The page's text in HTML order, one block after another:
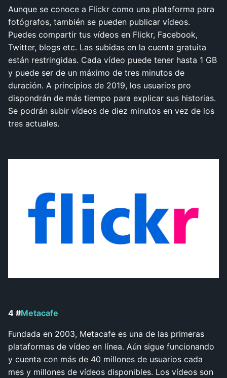
Aunque se conoce a Flickr como una plataforma para
fotógrafos, también se pueden publicar vídeos.
Puedes compartir tus vídeos en Flickr, Facebook,
Twitter, blogs etc. Las subidas en la cuenta gratuita
están restringidas. Cada vídeo puede tener hasta 1 GB
y puede ser de un máximo de tres minutos de
duración. A principios de 2019, los usuarios pro
dispondrán de más tiempo para explicar sus historias.
Se podrán subir vídeos de diez minutos en vez de los
tres actuales.
4 #Metacafe
Fundada en 2003, Metacafe es una de las primeras
plataformas de vídeo en línea. Aún sigue funcionando
y cuenta con más de 40 millones de usuarios cada
mes y millones de vídeos disponibles. Los vídeos son